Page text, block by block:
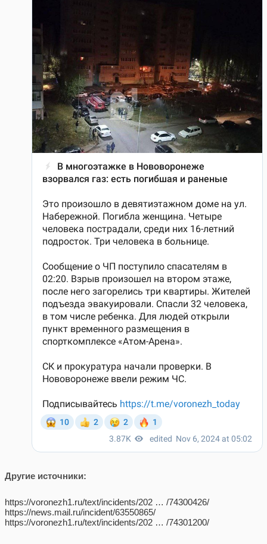
Другие источники:
https://voronezh1.ru/text/incidents/202 … /74300426/
https://news.mail.ru/incident/63550865/
https://voronezh1.ru/text/incidents/202 … /74301200/